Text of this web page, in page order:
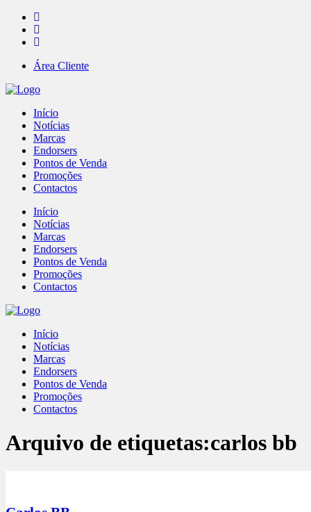
Área Cliente
Início
Notícias
Marcas
Endorsers
Pontos de Venda
Promoções
Contactos
Início
Notícias
Marcas
Endorsers
Pontos de Venda
Promoções
Contactos
Início
Notícias
Marcas
Endorsers
Pontos de Venda
Promoções
Contactos
Arquivo de etiquetas:carlos bb